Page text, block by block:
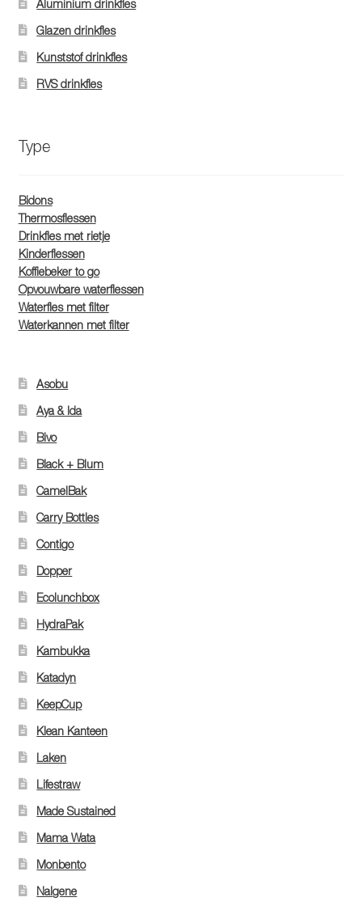
Aluminium drinkfles
Glazen drinkfles
Kunststof drinkfles
RVS drinkfles
Type
Bidons
Thermosflessen
Drinkfles met rietje
Kinderflessen
Koffiebeker to go
Opvouwbare waterflessen
Waterfles met filter
Waterkannen met filter
Asobu
Aya & Ida
Bivo
Black + Blum
CamelBak
Carry Bottles
Contigo
Dopper
Ecolunchbox
HydraPak
Kambukka
Katadyn
KeepCup
Klean Kanteen
Laken
Lifestraw
Made Sustained
Mama Wata
Monbento
Nalgene